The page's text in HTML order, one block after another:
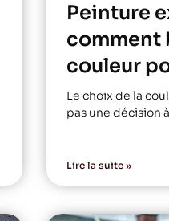
Peinture
comment
couleur
Le choix de la
pas une décision
Lire la suite »